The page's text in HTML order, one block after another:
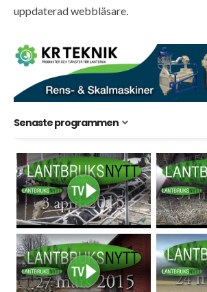
uppdaterad webbläsare.
Senaste programmen